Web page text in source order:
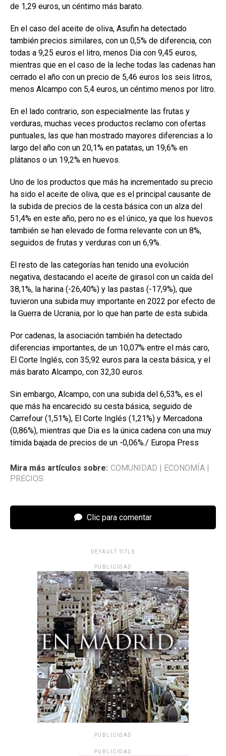
de 1,29 euros, un céntimo más barato.
En el caso del aceite de oliva, Asufin ha detectado
también precios similares, con un 0,5% de diferencia, con
todas a 9,25 euros el litro, menos Dia con 9,45 euros,
mientras que en el caso de la leche todas las cadenas han
cerrado el año con un precio de 5,46 euros los seis litros,
menos Alcampo con 5,4 euros, un céntimo menos por litro.
En el lado contrario, son especialmente las frutas y
verduras, muchas veces productos reclamo con ofertas
puntuales, las que han mostrado mayores diferencias a lo
largo del año con un 20,1% en patatas, un 19,6% en
plátanos o un 19,2% en huevos.
Uno de los productos que más ha incrementado su precio
ha sido el aceite de oliva, que es el principal causante de
la subida de precios de la cesta básica con un alza del
51,4% en este año, pero no es el único, ya que los huevos
también se han elevado de forma relevante con un 8%,
seguidos de frutas y verduras con un 6,9%.
El resto de las categorías han tenido una evolución
negativa, destacando el aceite de girasol con un caída del
38,1%, la harina (-26,40%) y las pastas (-17,9%), que
tuvieron una subida muy importante en 2022 por efecto de
la Guerra de Ucrania, por lo que han parte de esta subida.
Por cadenas, la asociación también ha detectado
diferencias importantes, de un 10,07% entre el más caro,
El Corte Inglés, con 35,92 euros para la cesta básica, y el
más barato Alcampo, con 32,30 euros.
Sin embargo, Alcampo, con una subida del 6,53%, es el
que más ha encarecido su cesta básica, seguido de
Carrefour (1,51%), El Corte Inglés (1,21%) y Mercadona
(0,86%), mientras que Dia es la única cadena con una muy
tímida bajada de precios de un -0,06%./ Europa Press
Mira más artículos sobre: COMUNIDAD ECONOMÍA
PRECIOS
Clic para comentar
DEFAULT TITLE
PUBLICIDAD
PUBLICIDAD
PUBLICIDAD